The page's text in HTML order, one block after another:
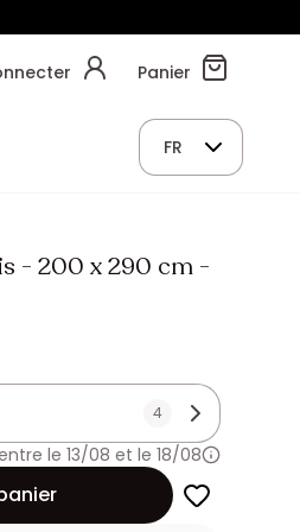
Panier
FR
- 200 x 290 cm -
4
le 13/08 et le 18/08